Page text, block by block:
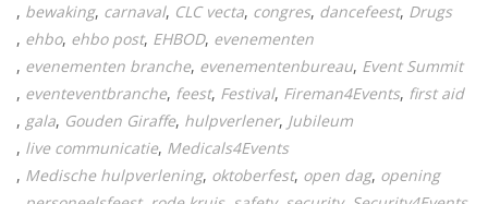
bewaking carnaval CLC vecta congres dancefeest Drugs
ehbo ehbo post EHBOD evenementen
evenementen branche evenementenbureau Event Summit
eventeventbranche feest Festival Fireman4Events first aid
gala Gouden Giraffe hulpverlener Jubileum
live communicatie Medicals4Events
Medische hulpverlening oktoberfest open dag opening